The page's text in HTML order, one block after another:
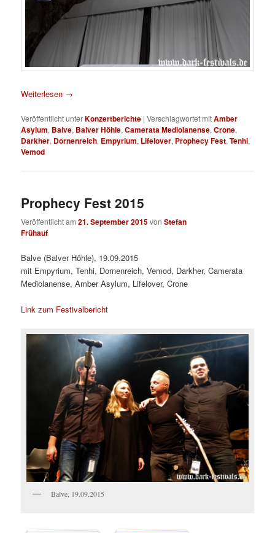
Weiterlesen →
Veröffentlicht unterKonzertberichte |Verschlagwortet mitAmber
Asylum, Balve, Balver Höhle,Camerata Mediolanense,Crone,
Darkher, Dornenreich, Empyrium, Lifelover, Prophecy Fest,Tenhi,
Vemod
Prophecy Fest 2015
Veröffentlicht am21. September 2015vonStefan
Frühauf
Balve (Balver Höhle), 19.09.2015
mit Empyrium, Tenhi, Dornenreich, Vemod, Darkher, Camerata
Mediolanense, Amber Asylum, Lifelover, Crone
Link zum Festivalbericht
Balve, 19.09.2015